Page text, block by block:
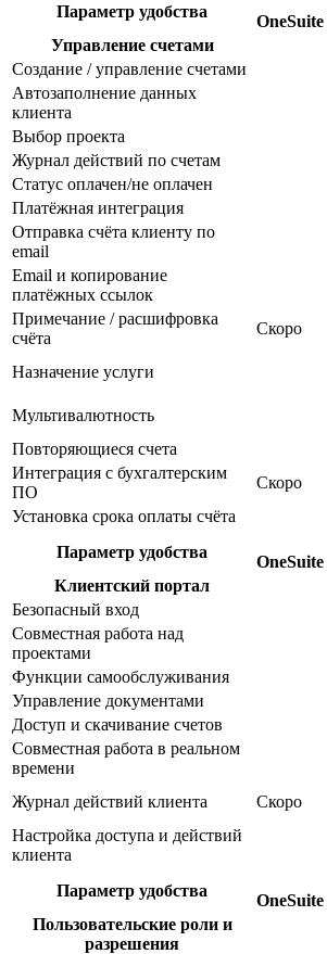
Параметр удобства
OneSuite
Управление счетами
Создание / управление счетами
Автозаполнение данных
клиента
Выбор проекта
Журнал действий по счетам
Статус оплачен/не оплачен
Платёжная интеграция
Отправка счёта клиенту по
email
Email и копирование
платёжных ссылок
Примечание / расшифровка
счёта
Скоро
Назначение услуги
Мультивалютность
Повторяющиеся счета
Интеграция с бухгалтерским
ПО
Скоро
Установка срока оплаты счёта
Параметр удобства
OneSuite
Клиентский портал
Безопасный вход
Совместная работа над
проектами
Функции самообслуживания
Управление документами
Доступ и скачивание счетов
Совместная работа в реальном
времени
Журнал действий клиента Скоро
Настройка доступа и действий
клиента
Параметр удобства
OneSuite
Пользовательские роли и
разрешения